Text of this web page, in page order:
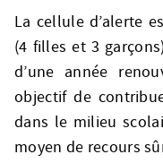
La cellule d’alerte
(4 filles et 3
d’une année
objectif de
dans le milieu
moyen de recours